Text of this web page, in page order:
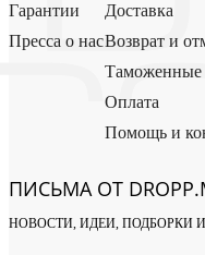
Гарантии
Пресса о нас
Доставка
Возврат и
Оплата
Помощь и
ПИСЬМА ОТ
НОВОСТИ, ИДЕИ, ПОДБОРКИ